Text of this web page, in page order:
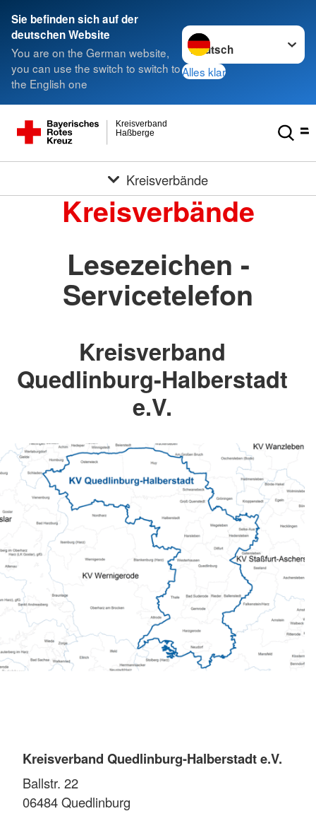
Sie befinden sich auf der
deutschen Website
You are on the German website,
you can use the switch to switch to
the English one
Sprache wechseln zu
Alles klar
Haßberge
Kreisverband
Kreisverbände
Kreisverbände
Lesezeichen -
Servicetelefon
Kreisverband
Quedlinburg-Halberstadt
e.V.
Kreisverband Quedlinburg-Halberstadt e.V.
Ballstr. 22
06484Quedlinburg